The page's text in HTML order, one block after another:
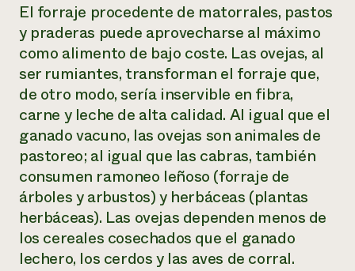
El forraje procedente de matorrales, pastos
y praderas puede aprovecharse al máximo
como alimento de bajo coste. Las ovejas, al
ser rumiantes, transforman el forraje que,
de otro modo, sería inservible en fibra,
carne y leche de alta calidad. Al igual que el
ganado vacuno, las ovejas son animales de
pastoreo; al igual que las cabras, también
consumen ramoneo leñoso (forraje de
árboles y arbustos) y herbáceas (plantas
herbáceas). Las ovejas dependen menos de
los cereales cosechados que el ganado
lechero, los cerdos y las aves de corral.